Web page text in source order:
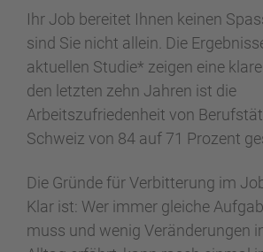
Ihr Job bereitet Ihnen keinen
sind Sie nicht allein. Die
aktuellen Studie* zeigen eine
den letzten zehn Jahren ist die
Arbeitszufriedenheit von
Schweiz von 84 auf 71 Prozent
Die Gründe für Verbitterung im
Klar ist: Wer immer gleiche
muss und wenig Veränderungen